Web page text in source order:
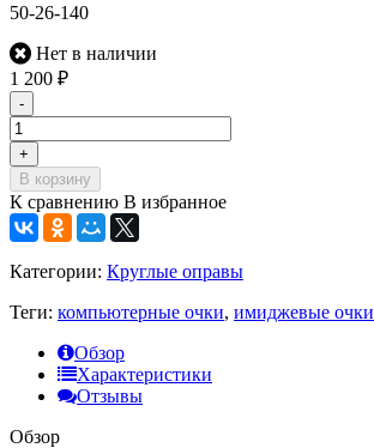
50-26-140
Нет в наличии
1 200 ₽
-
+
В корзину
К сравнению В избранное
Категории: Круглые оправы
Теги: компьютерные очки, имиджевые очки
Обзор
Характеристики
Отзывы
Обзор